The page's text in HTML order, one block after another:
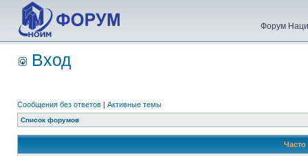
Форум
Вход
Сообщения без ответов | Активные темы
Список форумов